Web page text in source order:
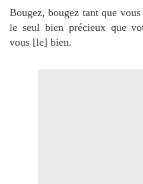
Bougez, bougez tant que
le seul bien précieux que
vous [le] bien.